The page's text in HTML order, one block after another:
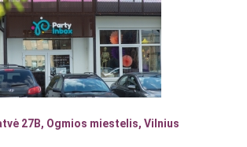
27B, Ogmios miestelis, Vilnius